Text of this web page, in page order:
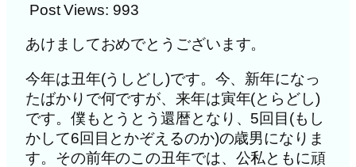
Post Views: 993
あけましておめでとうございます。
今年は丑年(うしどし)です。今、新年になっ
たばかりで何ですが、来年は寅年(とらどし)
です。僕もとうとう還暦となり、5回目(もし
かして6回目とかぞえるのか)の歳男になりま
す。その前年のこの丑年では、公私ともに頑